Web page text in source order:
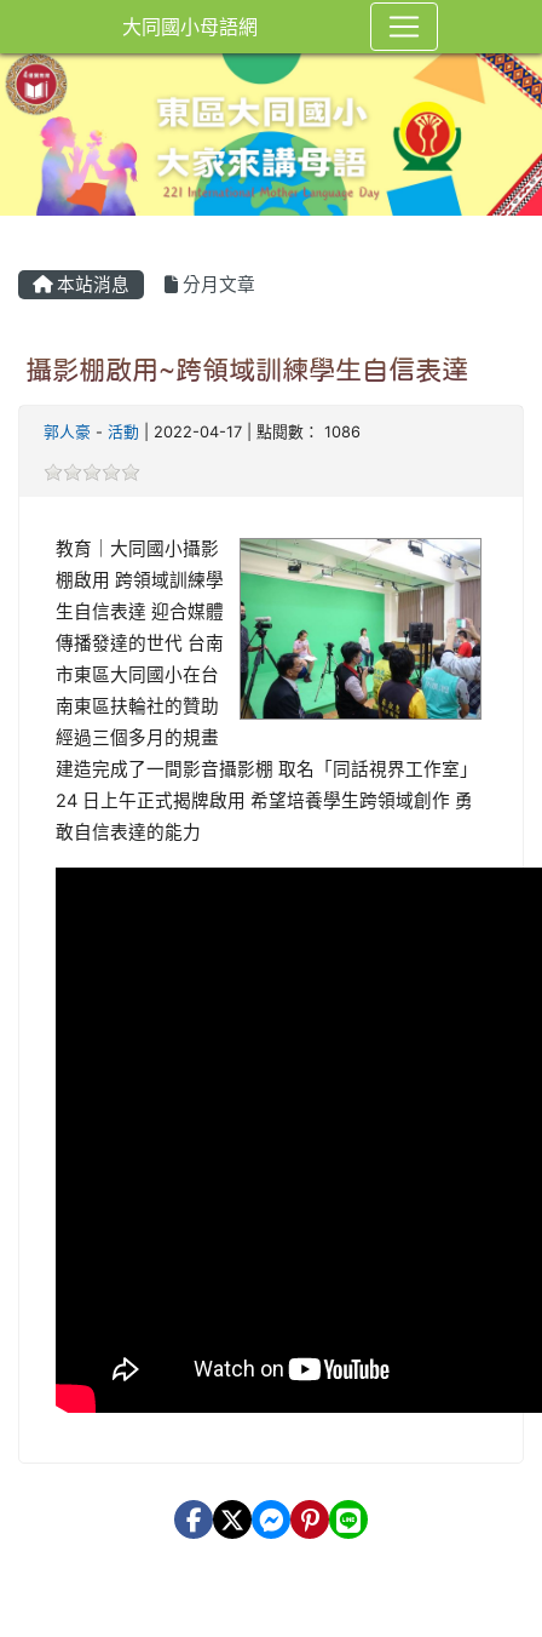
大同國小母語網
本站消息 分月文章
攝影棚啟用~跨領域訓練學生自信表達
郭人豪 - 活動 | 2022-04-17 | 點閱數： 1086
image
教育｜大同國小攝影
棚啟用 跨領域訓練學
生自信表達 迎合媒體
傳播發達的世代 台南
市東區大同國小在台
南東區扶輪社的贊助
經過三個多月的規畫
建造完成了一間影音攝影棚 取名「同話視界工作室」
24 日上午正式揭牌啟用 希望培養學生跨領域創作 勇
敢自信表達的能力